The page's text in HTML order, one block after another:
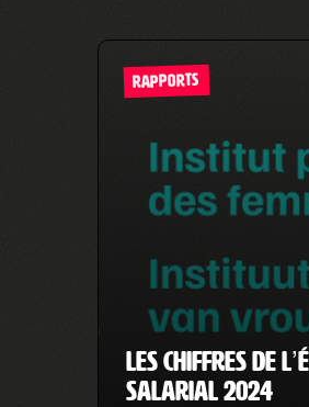
RAPPORTS
Les chiffres de
salarial 2024